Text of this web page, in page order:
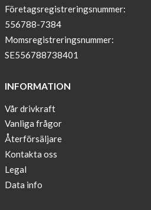
T-
shirt
pockets
and
sleeves
Anna
Sjöberg
nominated
as
one
of
Företagsregistreringsnummer:
556788-7384
Momsregistreringsnummer:
SE556788738401
INFORMATION
Vår drivkraft
Vanliga frågor
Återförsäljare
Kontakta oss
Legal
Data info